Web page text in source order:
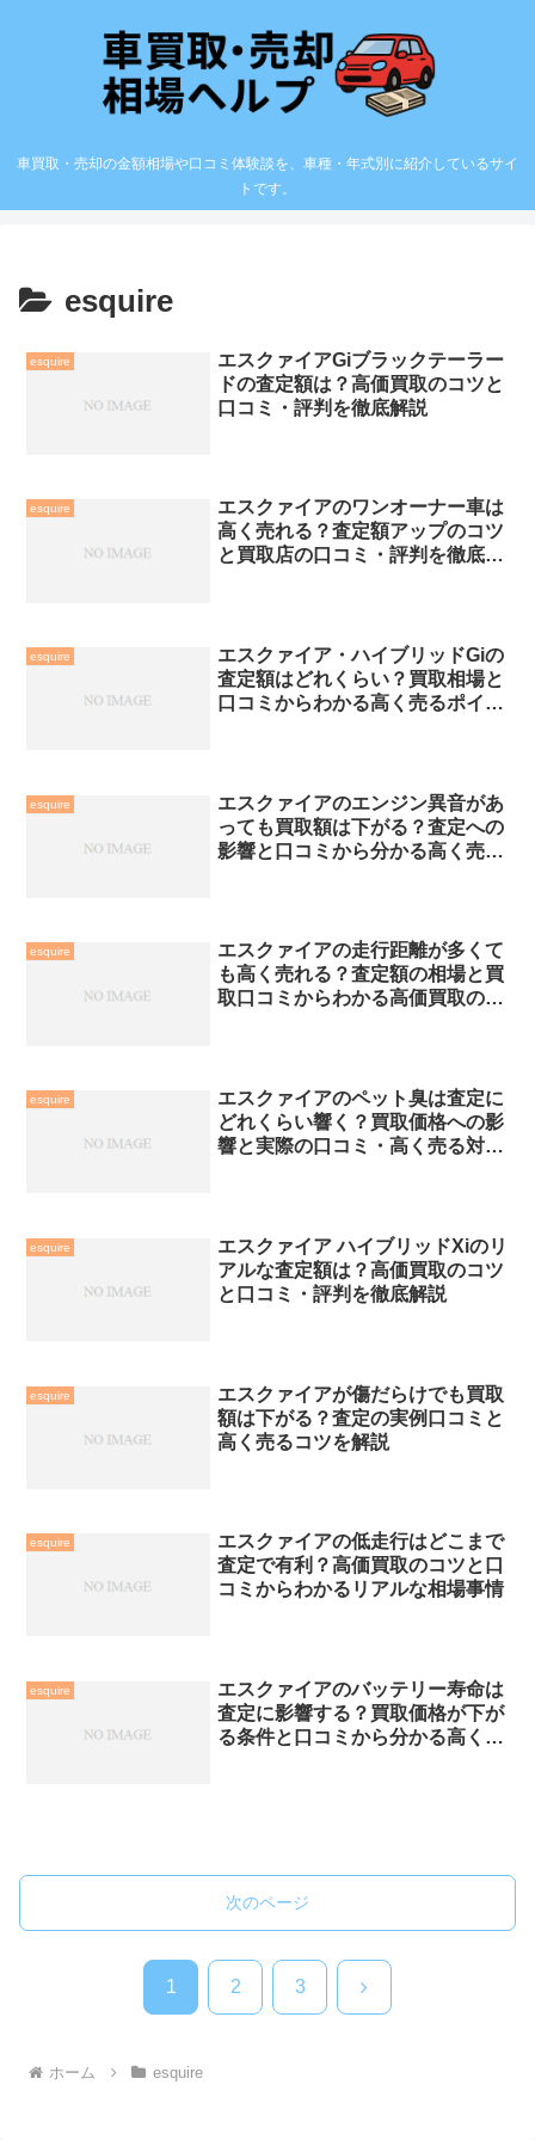
車買取・売却の金額相場や口コミ体験談を、車種・年式別に紹介しているサイ
トです。
esquire
esquire
エスクァイアGiブラックテーラー
ドの査定額は？高価買取のコツと
口コミ・評判を徹底解説
esquire
エスクァイアのワンオーナー車は
高く売れる？査定額アップのコツ
と買取店の口コミ・評判を徹底解
esquire
エスクァイア・ハイブリッドGiの
査定額はどれくらい？買取相場と
口コミからわかる高く売るポイン
esquire
エスクァイアのエンジン異音があ
っても買取額は下がる？査定への
影響と口コミから分かる高く売る
esquire
エスクァイアの走行距離が多くて
も高く売れる？査定額の相場と買
取口コミからわかる高価買取のコ
esquire
エスクァイアのペット臭は査定に
どれくらい響く？買取価格への影
響と実際の口コミ・高く売る対策
esquire
エスクァイア ハイブリッドXiのリ
アルな査定額は？高価買取のコツ
と口コミ・評判を徹底解説
esquire
エスクァイアが傷だらけでも買取
額は下がる？査定の実例口コミと
高く売るコツを解説
esquire
エスクァイアの低走行はどこまで
査定で有利？高価買取のコツと口
コミからわかるリアルな相場事情
esquire
エスクァイアのバッテリー寿命は
査定に影響する？買取価格が下が
る条件と口コミから分かる高く売
次のページ
1 2 3 次
ホーム esquire